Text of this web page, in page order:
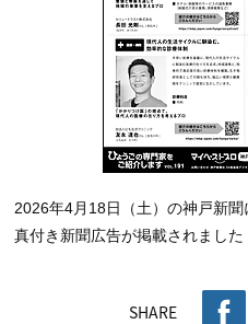
2026年4月18日（土）の神戸新
真付き新聞広告が掲載されました
SHARE